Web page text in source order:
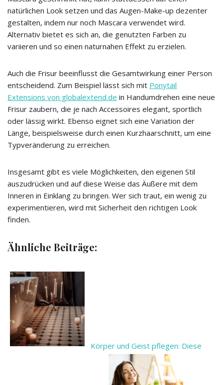
natürlichen Look setzen und das Augen-Make-up dezenter
gestalten, indem nur noch Mascara verwendet wird.
Alternativ bietet es sich an, die genutzten Farben zu
variieren und so einen naturnahen Effekt zu erzielen.
Auch die Frisur beeinflusst die Gesamtwirkung einer Person
entscheidend. Zum Beispiel lässt sich mit Ponytail
Extensions von globalextend.de in Handumdrehen eine neue
Frisur zaubern, die je nach Accessoires elegant, sportlich
oder lässig wirkt. Ebenso eignet sich eine Variation der
Länge, beispielsweise durch einen Kurzhaarschnitt, um eine
Typveränderung zu erreichen.
Insgesamt gibt es viele Möglichkeiten, den eigenen Stil
auszudrücken und auf diese Weise das Äußere mit dem
Inneren in Einklang zu bringen. Wer sich traut, ein wenig zu
experimentieren, wird mit Sicherheit den richtigen Look
finden.
Ähnliche Beiträge:
Körper und Geist pflegen: Diese